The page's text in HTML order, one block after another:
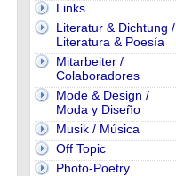
Links
Literatur & Dichtung /
Literatura & Poesía
Mitarbeiter /
Colaboradores
Mode & Design /
Moda y Diseño
Musik / Música
Off Topic
Photo-Poetry